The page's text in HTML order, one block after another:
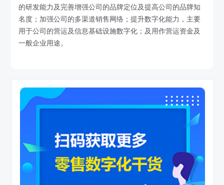
的研发能力及完善增强公司的品牌定位及提高公司的品牌知
名度；加强公司的多渠道销售网络；提升数字化能力，主要
用于公司的营运及信息基础设施数字化；及用作营运资金及
一般企业用途。